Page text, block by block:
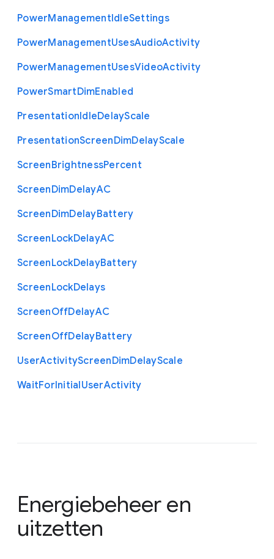
PowerManagementIdleSettings
PowerManagementUsesAudioActivity
PowerManagementUsesVideoActivity
PowerSmartDimEnabled
PresentationIdleDelayScale
PresentationScreenDimDelayScale
ScreenBrightnessPercent
ScreenDimDelayAC
ScreenDimDelayBattery
ScreenLockDelayAC
ScreenLockDelayBattery
ScreenLockDelays
ScreenOffDelayAC
ScreenOffDelayBattery
UserActivityScreenDimDelayScale
WaitForInitialUserActivity
Energiebeheer en
uitzetten